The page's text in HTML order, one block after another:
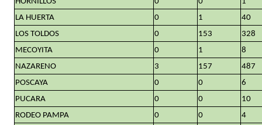
LA HUERTA
0 1
40
LOS TOLDOS
0 153
328
MECOYITA
0 1
8
NAZARENO
3 157
487
POSCAYA
0 0
6
PUCARA
0 0
10
RODEO PAMPA
0 0
4